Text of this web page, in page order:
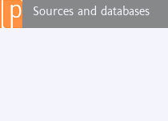
Sources and databases